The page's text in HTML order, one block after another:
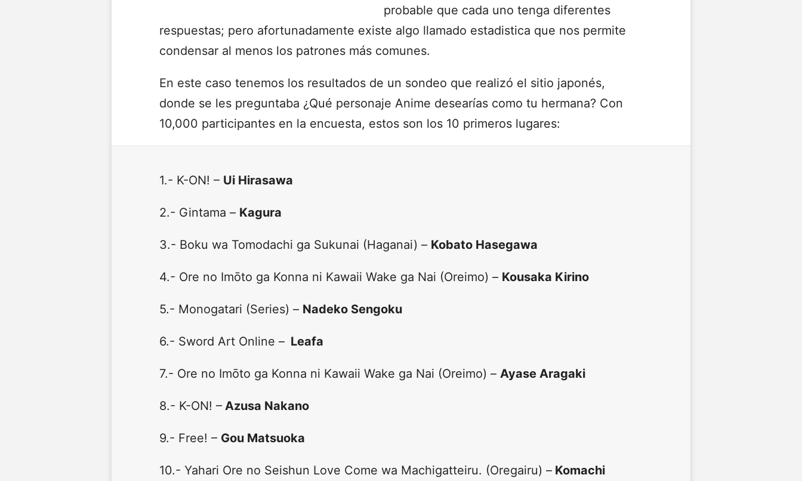
probable que cada uno tenga diferentes
respuestas; pero afortunadamente existe algo llamado estadistica que nos permite
condensar al menos los patrones más comunes.
En este caso tenemos los resultados de un sondeo que realizó el sitio japonés,
donde se les preguntaba ¿Qué personaje Anime desearías como tu hermana? Con
10,000 participantes en la encuesta, estos son los 10 primeros lugares:
1.- K-ON! – Ui Hirasawa
2.- Gintama – Kagura
3.- Boku wa Tomodachi ga Sukunai (Haganai) – Kobato Hasegawa
4.- Ore no Imōto ga Konna ni Kawaii Wake ga Nai (Oreimo) – Kousaka Kirino
5.- Monogatari (Series) – Nadeko Sengoku
6.- Sword Art Online – Leafa
7.- Ore no Imōto ga Konna ni Kawaii Wake ga Nai (Oreimo) – Ayase Aragaki
8.- K-ON! – Azusa Nakano
9.- Free! – Gou Matsuoka
10.- Yahari Ore no Seishun Love Come wa Machigatteiru. (Oregairu) – Komachi